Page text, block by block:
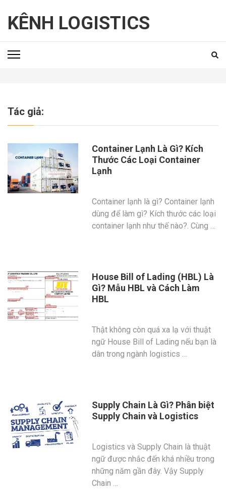
content
(Press
Enter)
KÊNH LOGISTICS
Tác giả:
Container Lạnh Là Gì? Kích
Thước Các Loại Container
Lạnh
Container lạnh là gì? Container lạnh
dùng để làm gì? Kích thước các loại
container lạnh như thế nào?. Cùng …
House Bill of Lading (HBL) Là
Gì? Mẫu HBL và Cách Làm
HBL
Thật không còn quá xa lạ với thuật
ngữ House Bill of Lading nếu bạn là
dân trong ngành logistics …
Supply Chain Là Gì? Phân biệt
Supply Chain và Logistics
Logistics và Supply Chain là thuật
ngữ được nhắc đến khá nhiều trong
những năm gần đây. Vậy Supply
Chain …